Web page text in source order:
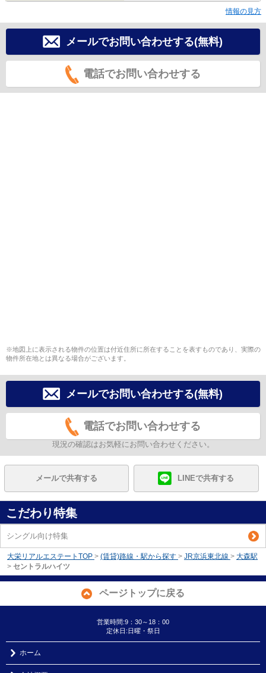
情報の見方
メールでお問い合わせする(無料)
電話でお問い合わせする
※地図上に表示される物件の位置は付近住所に所在することを表すものであり、実際の
物件所在地とは異なる場合がございます。
メールでお問い合わせする(無料)
電話でお問い合わせする
現況の確認はお気軽にお問い合わせください。
メールで共有する LINEで共有する
こだわり特集
シングル向け特集
大栄リアルエステートTOP > (賃貸)路線・駅から探す > JR京浜東北線 > 大森駅
> セントラルハイツ
ページトップに戻る
営業時間:9：30～18：00
定休日:日曜・祭日
ホーム